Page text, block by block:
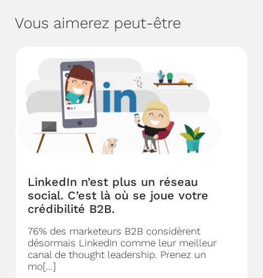
Vous aimerez peut-être
LinkedIn n’est plus un réseau
social. C’est là où se joue votre
crédibilité B2B.
76% des marketeurs B2B considèrent
désormais LinkedIn comme leur meilleur
canal de thought leadership. Prenez un
mo[...]